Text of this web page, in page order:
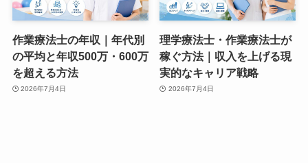
作業療法士の年収｜年代別
の平均と年収500万・600万
を超える方法
2026年7月4日
理学療法士・作業療法士が
稼ぐ方法｜収入を上げる現
実的なキャリア戦略
2026年7月4日